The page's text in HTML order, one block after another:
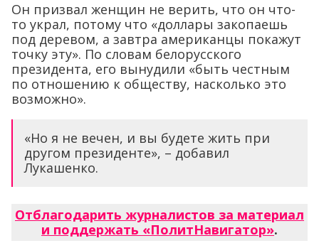
Он призвал женщин не верить, что он что-
то украл, потому что «доллары закопаешь
под деревом, а завтра американцы покажут
точку эту». По словам белорусского
президента, его вынудили «быть честным
по отношению к обществу, насколько это
возможно».
«Но я не вечен, и вы будете жить при
другом президенте», – добавил
Лукашенко.
Отблагодарить журналистов за материал
и поддержать «ПолитНавигатор».